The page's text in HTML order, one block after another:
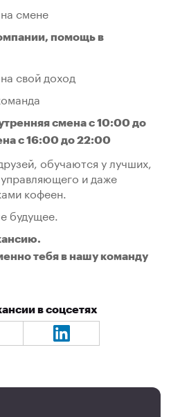
смене
помощь в
свой доход
смена с 10:00 до
с 16:00 до 22:00
обучаются у лучших,
и даже
кофеен.
будущее.
тебя в нашу команду
в соцсетях